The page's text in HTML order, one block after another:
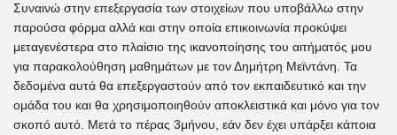
Συναινώ στην επεξεργασία των στοιχείων που υποβάλλω στην
παρούσα φόρμα αλλά και στην οποία επικοινωνία προκύψει
μεταγενέστερα στο πλαίσιο της ικανοποίησης του αιτήματός μου
για παρακολούθηση μαθημάτων με τον Δημήτρη Μεϊντάνη. Τα
δεδομένα αυτά θα επεξεργαστούν από τον εκπαιδευτικό και την
ομάδα του και θα χρησιμοποιηθούν αποκλειστικά και μόνο για τον
σκοπό αυτό. Μετά το πέρας 3μήνου, εάν δεν έχει υπάρξει κάποια